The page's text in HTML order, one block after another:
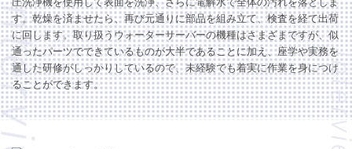
す。乾燥を済ませたら、再び元通りに部品を組み立て、検査を経て出荷
に回します。取り扱うウォーターサーバーの機種はさまざまですが、似
通ったパーツでできているものが大半であることに加え、座学や実務を
通した研修がしっかりしているので、未経験でも着実に作業を身につけ
ることができます。